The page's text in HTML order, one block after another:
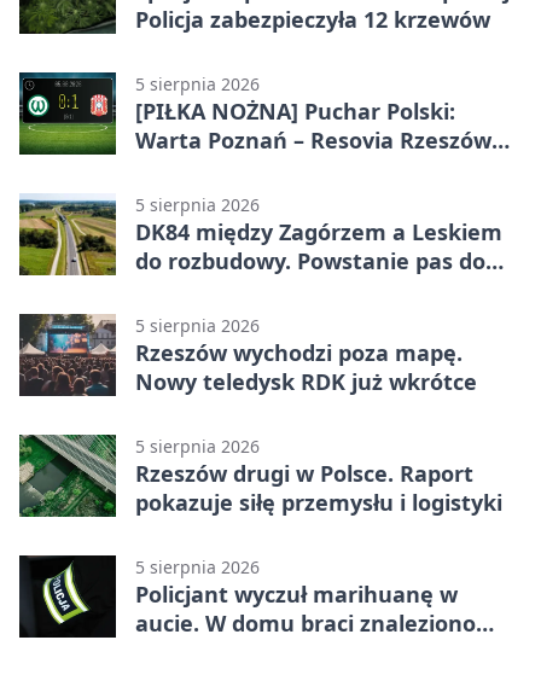
Policja zabezpieczyła 12 krzewów
5 sierpnia 2026
[PIŁKA NOŻNA] Puchar Polski:
Warta Poznań – Resovia Rzeszów
pierwszoligowca
5 sierpnia 2026
DK84 między Zagórzem a Leskiem
do rozbudowy. Powstanie pas do
5 sierpnia 2026
Rzeszów wychodzi poza mapę.
Nowy teledysk RDK już wkrótce
5 sierpnia 2026
Rzeszów drugi w Polsce. Raport
pokazuje siłę przemysłu i logistyki
5 sierpnia 2026
Policjant wyczuł marihuanę w
aucie. W domu braci znaleziono